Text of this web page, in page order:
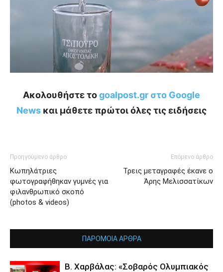
Ακολουθήστε τοgoalpost.gr στο Google
News και μάθετε πρώτοι όλες τις ειδήσεις
Προηγούμενο άρθρο
Κωπηλάτριες
φωτογραφήθηκαν γυμνές για
φιλανθρωπικό σκοπό
(photos & videos)
Επόμενο άρθρο
Τρεις μεταγραφές έκανε ο
Άρης Μελισσατίκων
ΠΑΡΟΜΟΙΑ ΑΡΘΡΑ
Β. Χαρβάλας: «Σοβαρός Ολυμπιακός